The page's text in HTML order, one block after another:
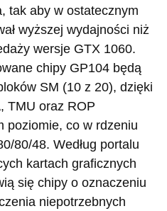
tak aby w ostatecznym
wyższej wydajności niż
wersje GTX 1060.
chipy GP104 będą
SM (10 z 20), dzięki
TMU oraz ROP
poziomie, co w rdzeniu
80/48. Według portalu
kartach graficznych
się chipy o oznaczeniu
niepotrzebnych